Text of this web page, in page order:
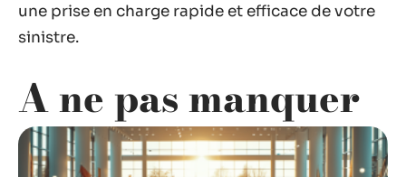
une prise en charge rapide et efficace de votre
sinistre.
A ne pas manquer